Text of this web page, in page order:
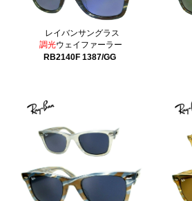
レイバンサングラス
調光ウェイファーラー
RB2140F 1387/GG